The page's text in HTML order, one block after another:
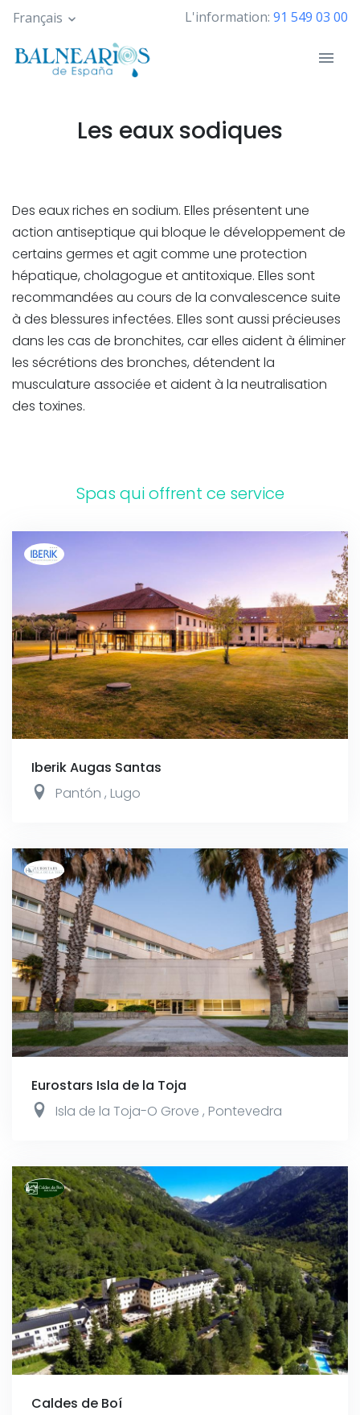
Skip
main
content
Français L'information: 91 549 03 00
Les eaux sodiques
Des eaux riches en sodium. Elles présentent une
action antiseptique qui bloque le développement de
certains germes et agit comme une protection
hépatique, cholagogue et antitoxique. Elles sont
recommandées au cours de la convalescence suite
à des blessures infectées. Elles sont aussi précieuses
dans les cas de bronchites, car elles aident à éliminer
les sécrétions des bronches, détendent la
musculature associée et aident à la neutralisation
des toxines.
Spas qui offrent ce service
Iberik Augas Santas
Pantón , Lugo
Eurostars Isla de la Toja
Isla de la Toja-O Grove , Pontevedra
Caldes de Boí